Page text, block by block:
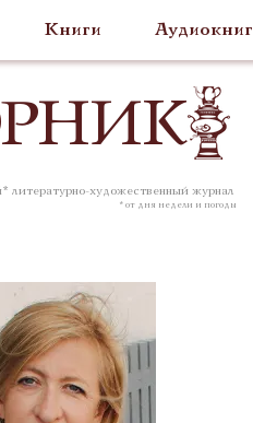
Книги
НИК
литературно-художественный журнал
* от дня недели и погоды